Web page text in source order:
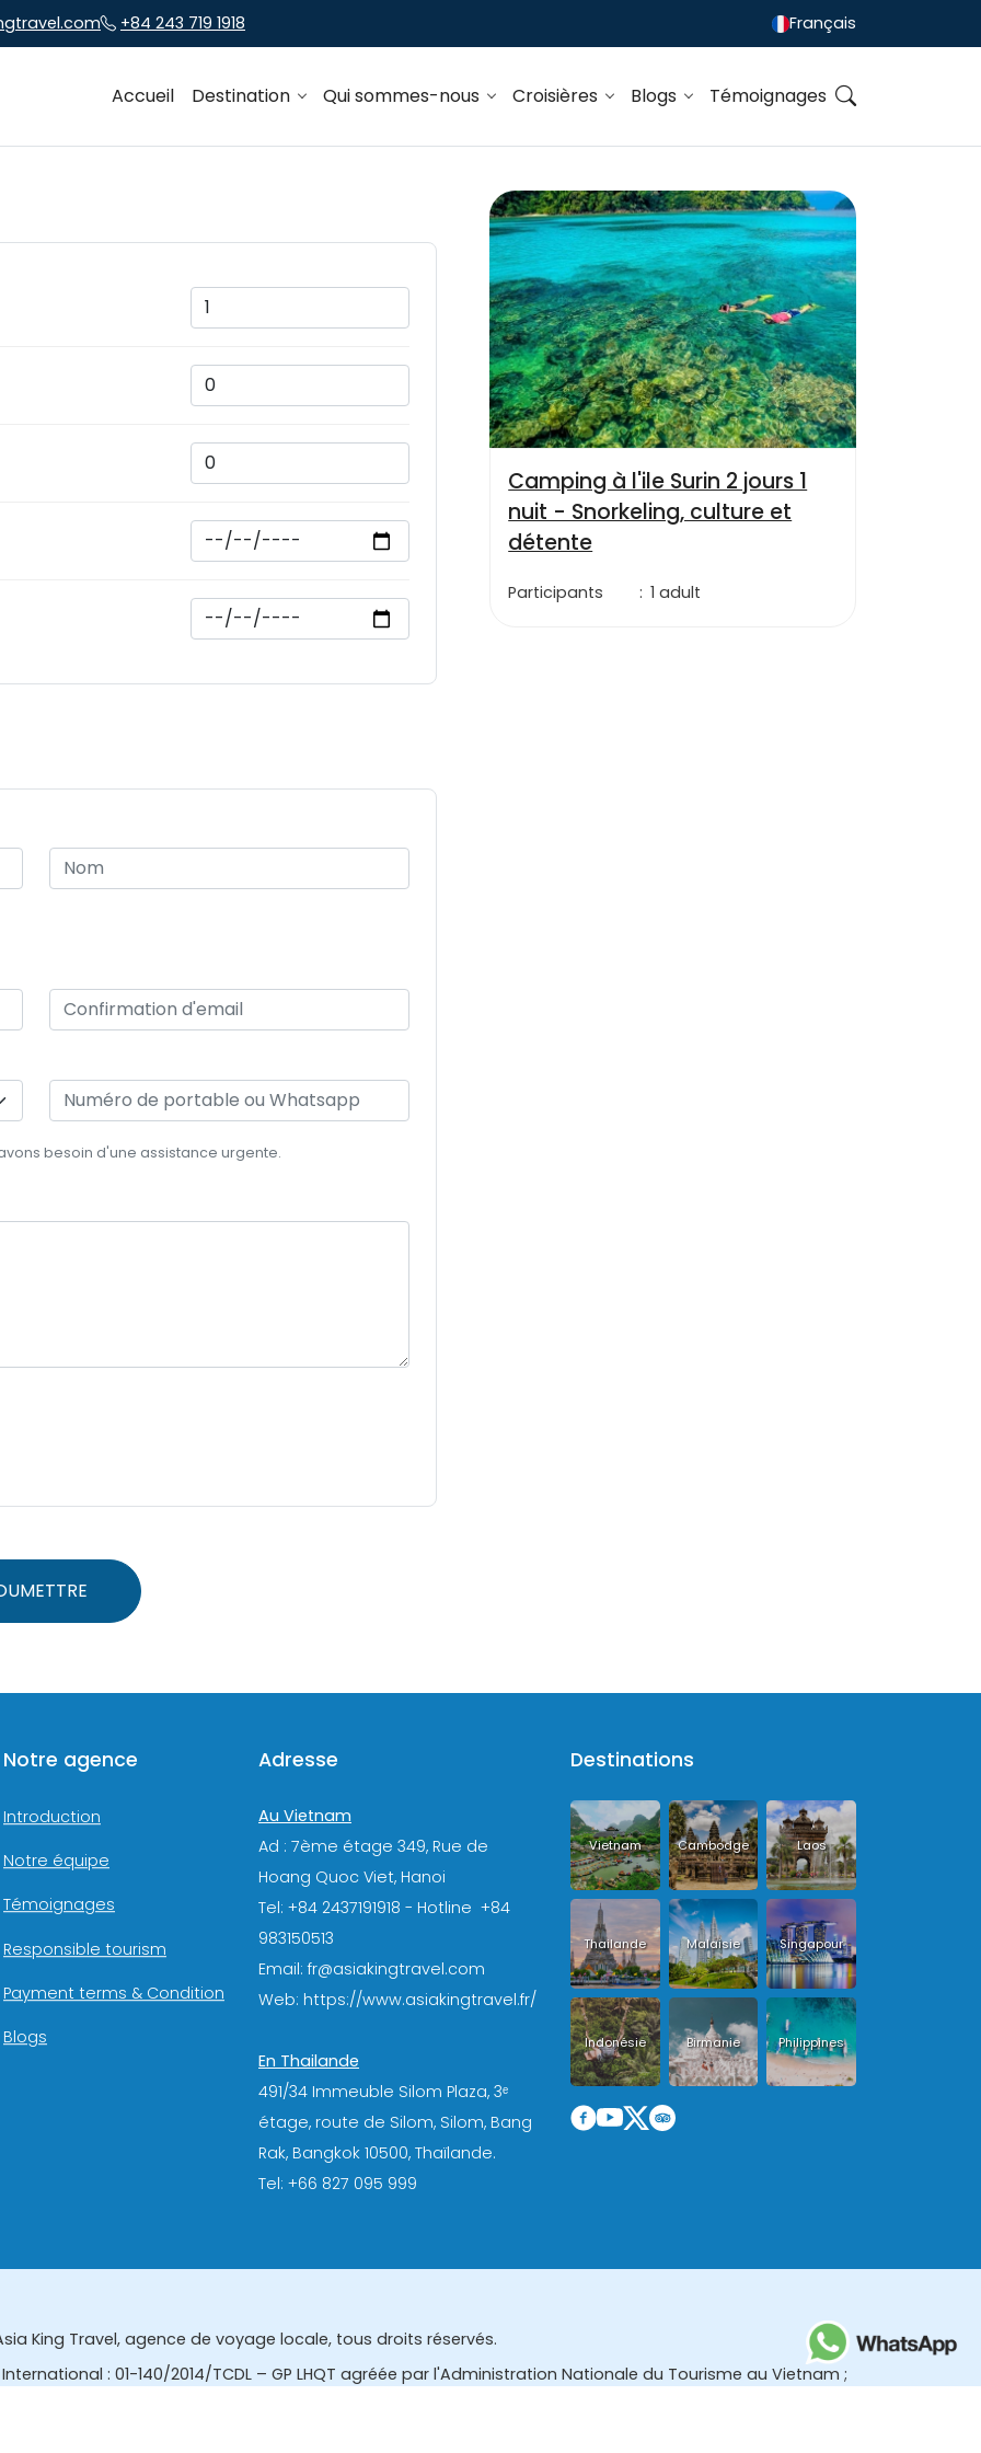
+84 243 719 1918 Français
Accueil Destination Qui sommes-nous Croisières Blogs Témoignages
besoin d'une assistance urgente.
Camping à l'ile Surin 2 jours 1
nuit - Snorkeling, culture et
détente
Participants : 1 adult
Notre agence
Introduction
Notre équipe
Témoignages
Responsible tourism
Payment terms & Condition
Blogs
Adresse
Au Vietnam
Ad : 7ème étage 349, Rue de
Hoang Quoc Viet, Hanoi
Tel: +84 2437191918 - Hotline +84
983150513
Email: fr@asiakingtravel.com
Web: https://www.asiakingtravel.fr/
En Thailande
491/34 Immeuble Silom Plaza, 3ᵉ
étage, route de Silom, Silom, Bang
Rak, Bangkok 10500, Thaïlande.
Tel: +66 827 095 999
Destinations
Vietnam Cambodge Laos
Thailande Malaisie Singapour
Indonésie Birmanie Philippines
King Travel, agence de voyage locale, tous droits réservés.
: 01-140/2014/TCDL – GP LHQT agréée par l'Administration Nationale du Tourisme au Vietnam ;